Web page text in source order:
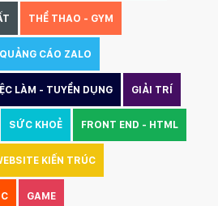
THỂ THAO - GYM
QUẢNG CÁO ZALO
LÀM - TUYỂN DỤNG GIẢI TRÍ
SỨC KHOẺ FRONT END - HTML
KIẾN TRÚC
GAME